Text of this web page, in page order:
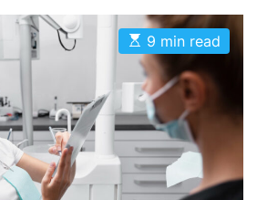
s
E
s
i
m
a
t
e
d
r
e
9 min read